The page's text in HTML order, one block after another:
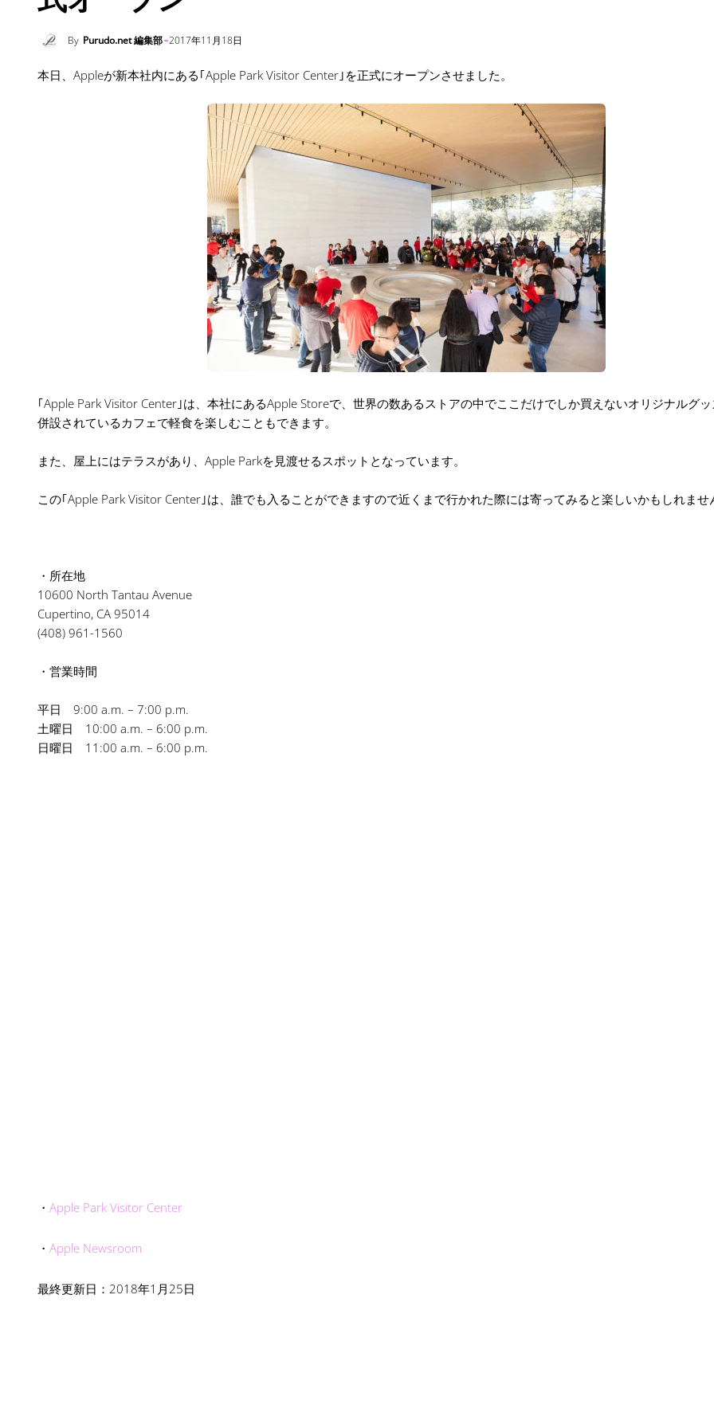
By Purudo.net 編集部 2017年11月18日
本日、Appleが新本社内にある｢Apple Park Visitor Center｣を正式にオープンさせました。
｢Apple Park Visitor Center｣は、本社にあるApple Storeで、世界の数あるストアの中でここだけでしか買えないオリジナルグ
併設されているカフェで軽食を楽しむこともできます。
また、屋上にはテラスがあり、Apple Parkを見渡せるスポットとなっています。
この｢Apple Park Visitor Center｣は、誰でも入ることができますので近くまで行かれた際には寄ってみると楽しいかもしれませ
・所在地
10600 North Tantau Avenue
Cupertino, CA 95014
(408) 961-1560
・営業時間
平日 9:00 a.m. – 7:00 p.m.
土曜日 10:00 a.m. – 6:00 p.m.
日曜日 11:00 a.m. – 6:00 p.m.
・ Apple Park Visitor Center
・ Apple Newsroom
最終更新日：2018年1月25日